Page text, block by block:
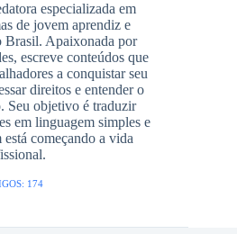
especializada em
de jovem aprendiz e
Brasil. Apaixonada por
escreve conteúdos que
a conquistar seu
direitos e entender o
Seu objetivo é traduzir
em linguagem simples e
está começando a vida
174